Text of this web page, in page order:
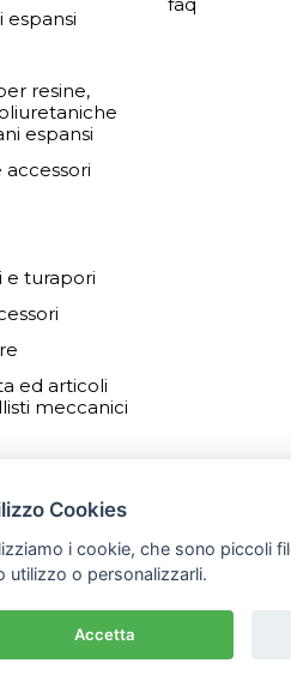
espansi
resine,
espansi
accessori
e turapori
ed articoli
meccanici
© Copyright 2026
P.IVA 00971060967
Cookie policy CREDITS:
Cookies
i cookie, che sono piccoli
utilizzo o personalizzarli.
Accetta